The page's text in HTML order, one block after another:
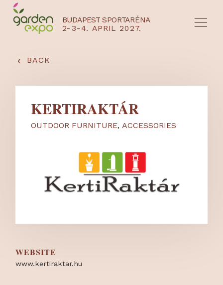
BUDAPEST SPORTARÉNA
2-3-4. APRIL 2027.
‹ BACK
KERTIRAKTÁR
OUTDOOR FURNITURE,ACCESSORIES
WEBSITE
www.kertiraktar.hu